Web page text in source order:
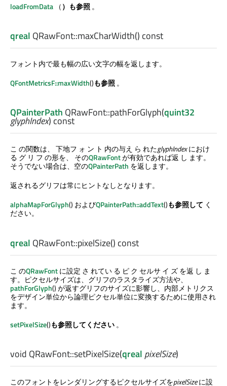
loadFromData （）も参照 。
qreal QRawFont::maxCharWidth() const
フォント内で最も幅の広い文字の幅を返します。
QFontMetricsF::maxWidth()も参照 。
QPainterPath QRawFont::pathForGlyph(quint32
glyphIndex) const
こ の関数は、 下地フ ォ ン ト 内の与え ら れたglyphIndexにおけ
る グ リ フ の形を、 そのQRawFontが有効であれば返 し ます。
そうでない場合は、空のQPainterPath を返します。
返されるグリフは常にヒントなしとなります。
alphaMapForGlyph() およびQPainterPath::addText()も参照して く
ださい。
qreal QRawFont::pixelSize() const
こ のQRawFontに設定 さ れてい る ピ ク セルサ イ ズ を返 し ま
す。ピクセルサイズは、グリフのラスタライズ方法や、
pathForGlyph() が返すグリフのサイズに影響し、内部メトリクス
をデザイン単位から論理ピクセル単位に変換するために使用され
ます。
setPixelSize()も参照してください。
void QRawFont::setPixelSize(qreal pixelSize)
このフォントをレンダリングするピクセルサイズをpixelSizeに設